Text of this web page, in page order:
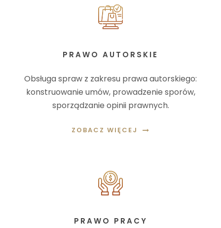
PRAWO AUTORSKIE
Obsługa spraw z zakresu prawa autorskiego:
konstruowanie umów, prowadzenie sporów,
sporządzanie opinii prawnych.
ZOBACZ WIĘCEJ
PRAWO PRACY